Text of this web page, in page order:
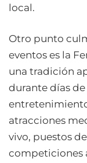
local.
Otro punto
eventos es la
una tradición
durante días
atracciones
vivo, puestos
competiciones